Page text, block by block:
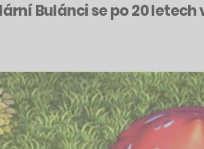
Bulánci se po 20